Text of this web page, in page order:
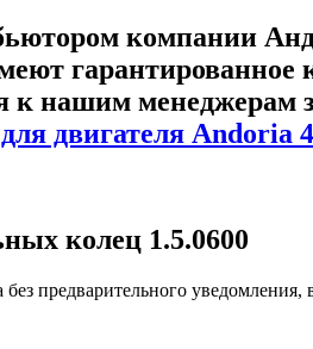
компании
к нашим менеджерам
двигателя Andoria
колец 1.5.0600
предварительного